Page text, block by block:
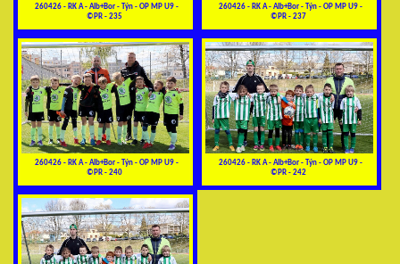
260426 - RK A - Alb+Bor - Týn - OP MP U9 -
©PR - 235
260426 - RK A - Alb+Bor - Týn - OP MP U9 -
©PR - 237
260426 - RK A - Alb+Bor - Týn - OP MP U9 -
©PR - 240
260426 - RK A - Alb+Bor - Týn - OP MP U9 -
©PR - 242